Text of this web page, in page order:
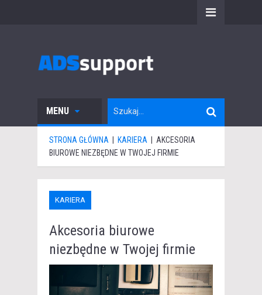
MENU
STRONA GŁÓWNA KARIERA
AKCESORIA
BIUROWE NIEZBĘDNE W TWOJEJ FIRMIE
KARIERA
Akcesoria biurowe
niezbędne w Twojej firmie